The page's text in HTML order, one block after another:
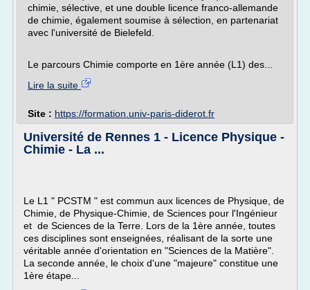
chimie, sélective, et une double licence franco-allemande
de chimie, également soumise à sélection, en partenariat
avec l'université de Bielefeld.
Le parcours Chimie comporte en 1ère année (L1) des...
Lire la suite
Site : https://formation.univ-paris-diderot.fr
Université de Rennes 1 - Licence Physique -
Chimie - La ...
Le L1 " PCSTM " est commun aux licences de Physique, de
Chimie, de Physique-Chimie, de Sciences pour l'Ingénieur
et de Sciences de la Terre. Lors de la 1ère année, toutes
ces disciplines sont enseignées, réalisant de la sorte une
véritable année d'orientation en "Sciences de la Matière".
La seconde année, le choix d'une "majeure" constitue une
1ère étape...